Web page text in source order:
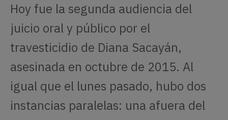
ESCUELA
NOSOTRES
APOYANOS
ES EN
Hoy fue la segunda audiencia del
juicio oral y público por el
travesticidio de Diana Sacayán,
asesinada en octubre de 2015. Al
igual que el lunes pasado, hubo dos
instancias paralelas: una afuera del